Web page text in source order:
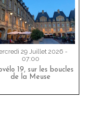
29 Juillet 2026 -
07:00
19, sur les boucles
de la Meuse